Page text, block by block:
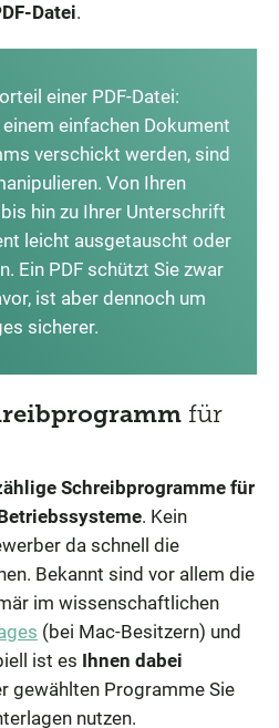
Datei.
einer PDF-Datei:
einfachen Dokument
verschickt werden, sind
Von Ihren
bis hin zu Ihrer Unterschrift
leicht ausgetauscht oder
Ein PDF schützt Sie zwar
ist aber dennoch um
sicherer.
für
Schreibprogramme für
. Kein
da schnell die
Bekannt sind vor allem die
im wissenschaftlichen
(bei Mac-Besitzern) und
ist es Ihnen dabei
gewählten Programme Sie
nutzen.